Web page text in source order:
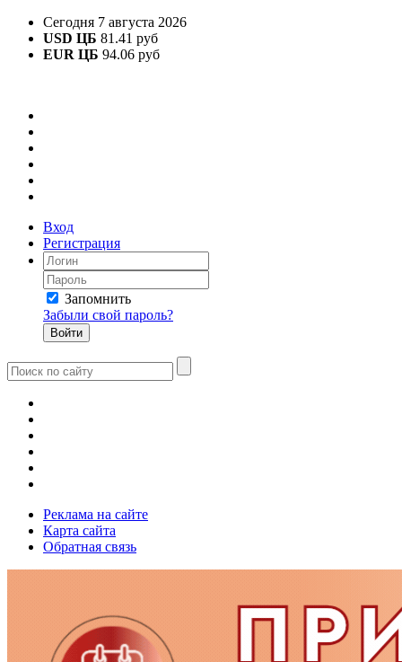
Сегодня 7 августа 2026
USD ЦБ 81.41 руб
EUR ЦБ 94.06 руб
Вход
Регистрация
Запомнить
Забыли свой пароль?
Реклама на сайте
Карта сайта
Обратная связь